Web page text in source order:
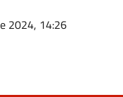
2024, 14:26